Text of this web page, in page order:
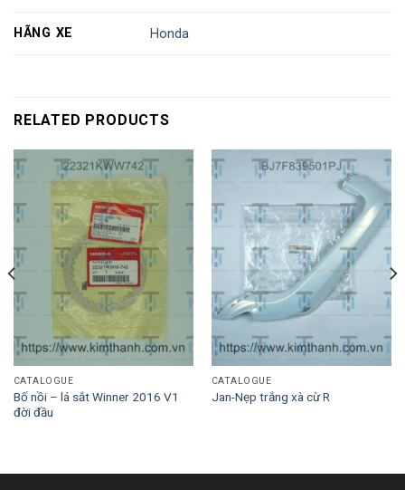
HÃNG XE Honda
RELATED PRODUCTS
CATALOGUE
Bố nồi – lá sắt Winner 2016 V1
đời đầu
CATALOGUE
Jan-Nẹp trắng xà cừ R